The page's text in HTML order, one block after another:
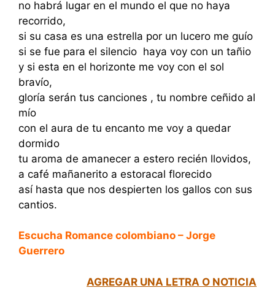
no habrá lugar en el mundo el que no haya
recorrido,
si su casa es una estrella por un lucero me guío
si se fue para el silencio haya voy con un tañio
y si esta en el horizonte me voy con el sol
bravío,
gloría serán tus canciones , tu nombre ceñido al
mío
con el aura de tu encanto me voy a quedar
dormido
tu aroma de amanecer a estero recién llovidos,
a café mañanerito a estoracal florecido
así hasta que nos despierten los gallos con sus
cantios.
Escucha Romance colombiano – Jorge
Guerrero
AGREGAR UNA LETRA O NOTICIA